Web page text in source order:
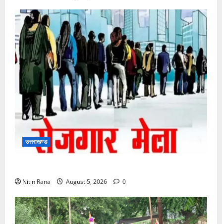
उत्तराखण्ड
Nitin Rana August 5, 2026 0